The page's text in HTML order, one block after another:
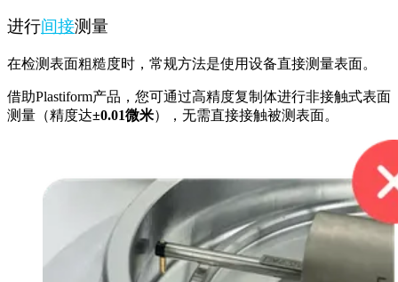
进行间接测量
在检测表面粗糙度时，常规方法是使用设备直接测量表面。
借助Plastiform产品，您可通过高精度复制体进行非接触式表面
测量（精度达±0.01微米），无需直接接触被测表面。